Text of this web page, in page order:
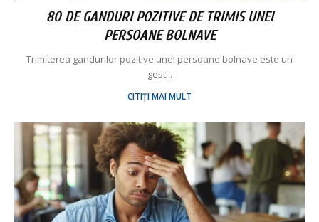
80 DE GANDURI POZITIVE DE TRIMIS UNEI
PERSOANE BOLNAVE
Trimiterea gandurilor pozitive unei persoane bolnave este un
gest...
CITIȚI MAI MULT